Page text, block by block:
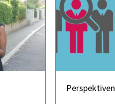
Perspektiven